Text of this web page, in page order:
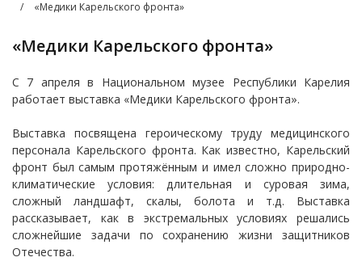
«Медики Карельского фронта»
«Медики Карельского фронта»
С 7 апреля в Национальном музее Республики Карелия
работает выставка «Медики Карельского фронта».
Выставка посвящена героическому труду медицинского
персонала Карельского фронта. Как известно, Карельский
фронт был самым протяжённым и имел сложно природно-
климатические условия: длительная и суровая зима,
сложный ландшафт, скалы, болота и т.д. Выставка
рассказывает, как в экстремальных условиях решались
сложнейшие задачи по сохранению жизни защитников
Отечества.